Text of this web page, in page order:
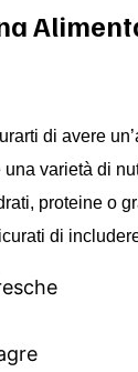
di avere
varietà di
proteine o
di